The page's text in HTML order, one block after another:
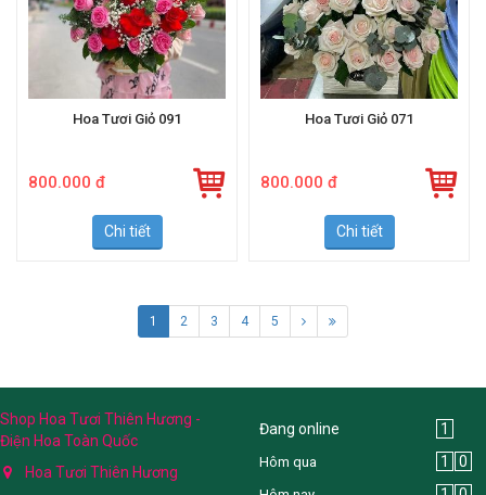
Chi tiết Chi tiết
2 3 4 5
Shop Hoa Tươi Thiên Hương -
Điện Hoa Toàn Quốc
Hoa Tươi Thiên Hương
Đang online 1
Hôm qua 1 0